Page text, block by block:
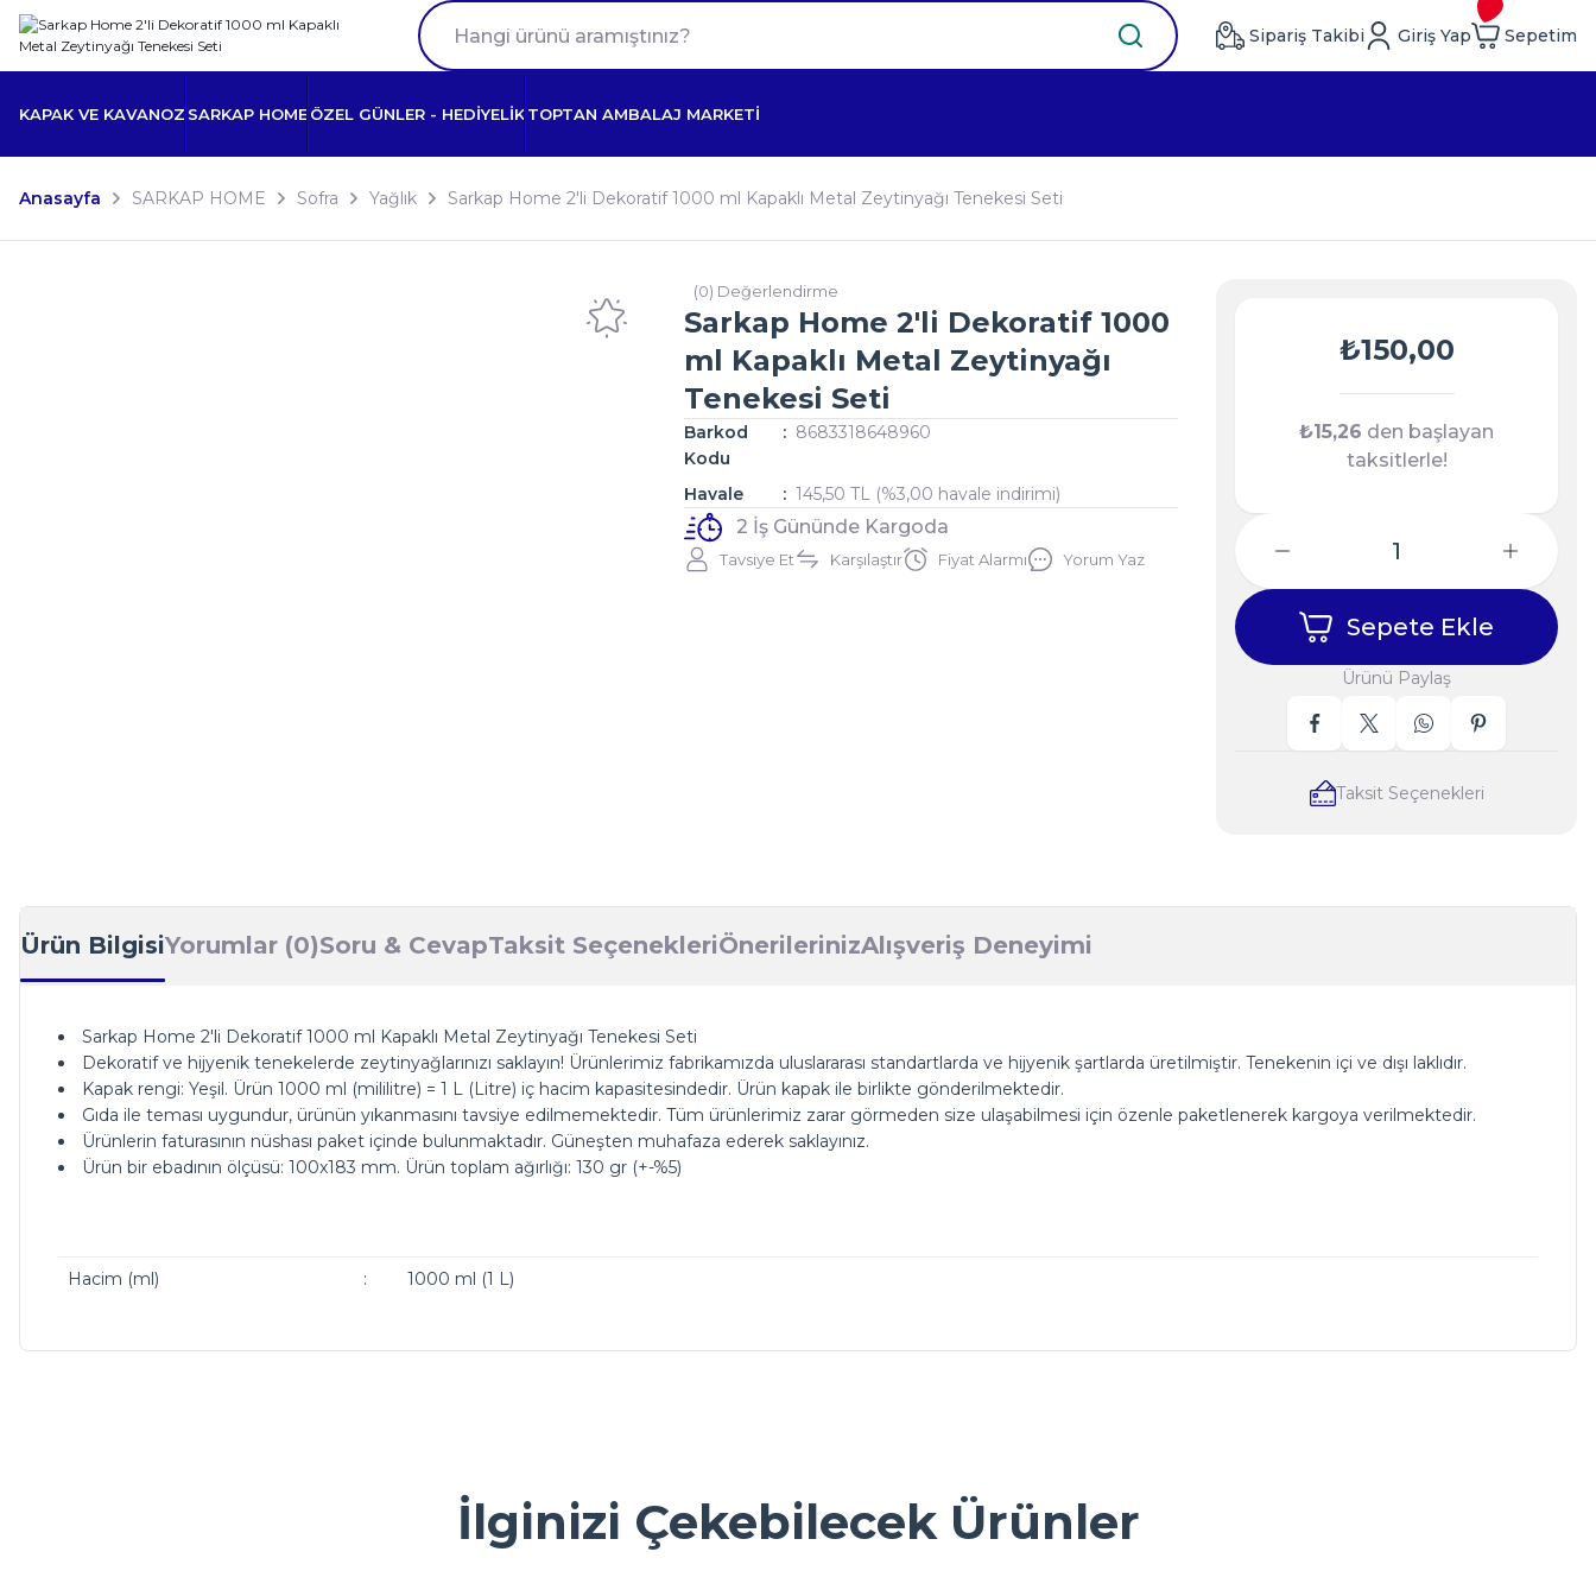
Sipariş Takibi Giriş Yap Sepetim
KAPAK VE KAVANOZ SARKAP HOME ÖZEL GÜNLER - HEDİYELİK TOPTAN AMBALAJ MARKETİ
Anasayfa SARKAP HOME Sofra Yağlık Sarkap Home 2'li Dekoratif 1000 ml Kapaklı Metal Zeytinyağı Tenekesi Seti
(0) Değerlendirme
Sarkap Home 2'li Dekoratif 1000
ml Kapaklı Metal Zeytinyağı
Tenekesi Seti
Barkod
Kodu
8683318648960
Havale 145,50 TL (%3,00 havale indirimi)
2 İş Gününde Kargoda
Tavsiye Et Karşılaştır Fiyat Alarmı Yorum Yaz
₺150,00
₺15,26 den başlayan
taksitlerle!
Sepete Ekle
Ürünü Paylaş
Taksit Seçenekleri
Ürün BilgisiYorumlar (0)Soru & CevapTaksit SeçenekleriÖnerilerinizAlışveriş Deneyimi
Sarkap Home 2'li Dekoratif 1000 ml Kapaklı Metal Zeytinyağı Tenekesi Seti
Dekoratif ve hijyenik tenekelerde zeytinyağlarınızı saklayın! Ürünlerimiz fabrikamızda uluslararası standartlarda ve hijyenik şartlarda üretilmiştir. Tenekenin içi ve dışı laklıdır.
Kapak rengi: Yeşil. Ürün 1000 ml (mililitre) = 1 L (Litre) iç hacim kapasitesindedir. Ürün kapak ile birlikte gönderilmektedir.
Gıda ile teması uygundur, ürünün yıkanmasını tavsiye edilmemektedir. Tüm ürünlerimiz zarar görmeden size ulaşabilmesi için özenle paketlenerek kargoya verilmektedir.
Ürünlerin faturasının nüshası paket içinde bulunmaktadır. Güneşten muhafaza ederek saklayınız.
Ürün bir ebadının ölçüsü: 100x183 mm. Ürün toplam ağırlığı: 130 gr (+-%5)
Hacim (ml) : 1000 ml (1 L)
Yorum Yaz
Soru Sor
İlginizi Çekebilecek Ürünler